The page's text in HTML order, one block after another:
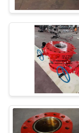
যোগাযোগ
কেস